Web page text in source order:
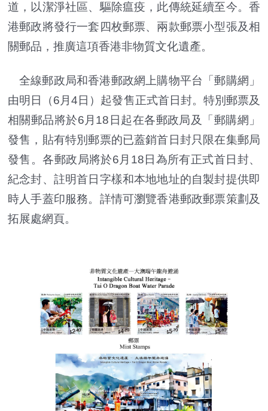
道，以潔淨社區、驅除瘟疫，此傳統延續至今。香
港郵政將發行一套四枚郵票、兩款郵票小型張及相
關郵品，推廣這項香港非物質文化遺產。
全線郵政局和香港郵政網上購物平台「郵購網」
由明日（6月4日）起發售正式首日封。特別郵票及
相關郵品將於6月18日起在各郵政局及「郵購網」
發售，貼有特別郵票的已蓋銷首日封只限在集郵局
發售。各郵政局將於6月18日為所有正式首日封、
紀念封、註明首日字樣和本地地址的自製封提供即
時人手蓋印服務。詳情可瀏覽香港郵政郵票策劃及
拓展處網頁。